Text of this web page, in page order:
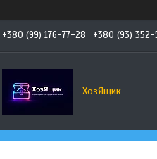
+380 (99) 176-77-28 +380 (93) 352-
ХозЯщик